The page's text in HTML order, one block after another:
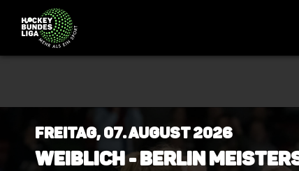
Freitag, 07. August 2026
Weiblich - BERLIN